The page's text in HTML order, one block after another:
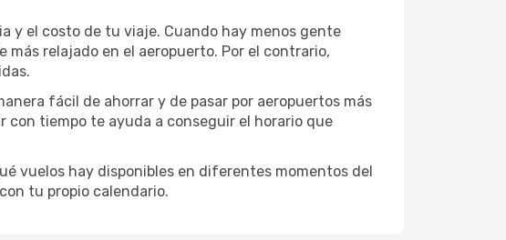
y el costo de tu viaje. Cuando hay menos gente
relajado en el aeropuerto. Por el contrario,
fácil de ahorrar y de pasar por aeropuertos más
con tiempo te ayuda a conseguir el horario que
vuelos hay disponibles en diferentes momentos del
tu propio calendario.